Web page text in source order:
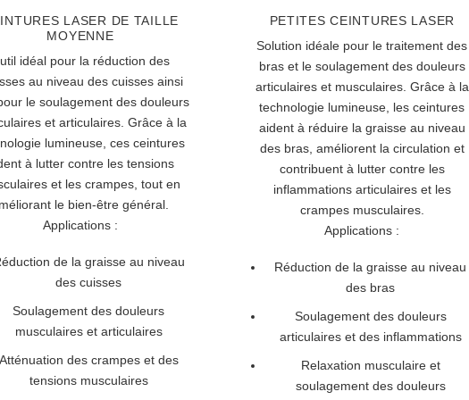
LASER DE TAILLE
MOYENNE
idéal pour la réduction des
au niveau des cuisses ainsi
le soulagement des douleurs
et articulaires. Grâce à la
lumineuse, ces ceintures
à lutter contre les tensions
et les crampes, tout en
le bien-être général.
Applications :
de la graisse au niveau
des cuisses
Soulagement des douleurs
musculaires et articulaires
Atténuation des crampes et des
tensions musculaires
PETITES CEINTURES LASER
Solution idéale pour le traitement des
bras et le soulagement des douleurs
articulaires et musculaires. Grâce à la
technologie lumineuse, les ceintures
aident à réduire la graisse au niveau
des bras, améliorent la circulation et
contribuent à lutter contre les
inflammations articulaires et les
crampes musculaires.
Applications :
Réduction de la graisse au niveau
des bras
Soulagement des douleurs
articulaires et des inflammations
Relaxation musculaire et
soulagement des douleurs